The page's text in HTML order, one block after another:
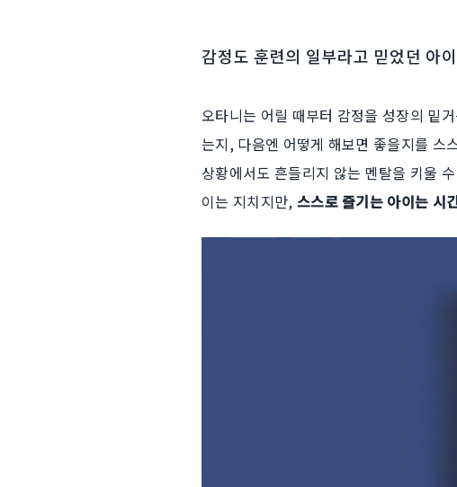
감정도 훈련의 일부라고 믿었던 아이
오타니는 어릴 때부터 감정을 성장의 밑
는지, 다음엔 어떻게 해보면 좋을지를 스
상황에서도 흔들리지 않는 멘탈을 키울
이는 지치지만, 스스로 즐기는 아이는 시